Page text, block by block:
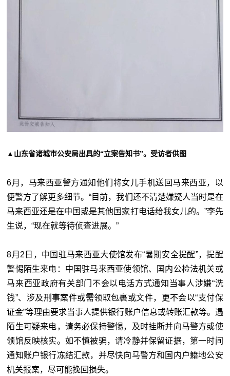
▲山东省诸城市公安局出具的“立案告知书”。受访者供图
6月，马来西亚警方通知他们将女儿手机送回马来西亚，以
便警方了解更多细节。“目前，我们还不清楚嫌疑人当时是在
马来西亚还是在中国或是其他国家打电话给我女儿的。”李先
生说，“现在就等待侦查进展。”
8月2日，中国驻马来西亚大使馆发布“暑期安全提醒”，提醒
警惕陌生来电：中国驻马来西亚使领馆、国内公检法机关或
马来西亚政府有关部门不会以电话方式通知当事人涉嫌“洗
钱”、涉及刑事案件或需领取包裹或文件，更不会以“支付保
证金”等理由要求当事人提供银行账户信息或转账汇款等。遇
陌生可疑来电，请务必保持警惕，及时挂断并向马警方或使
领馆反映核实。如不慎被骗，请冷静并保留证据，第一时间
通知账户银行冻结汇款，并尽快向马警方和国内户籍地公安
机关报案，尽可能挽回损失。